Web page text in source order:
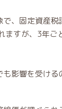
、固定資産
すが、3年ご
影響を受け